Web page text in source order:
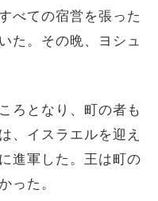
べての宿営を張った
た。その晩、ヨシュ
ろとなり、町の者も
、イスラエルを迎え
進軍した。王は町の
った。